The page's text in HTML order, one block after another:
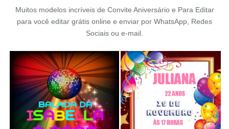
Muitos modelos incríveis de Convite Aniversário e Para Editar
para você editar grátis online e enviar por WhatsApp, Redes
Sociais ou e-mail.